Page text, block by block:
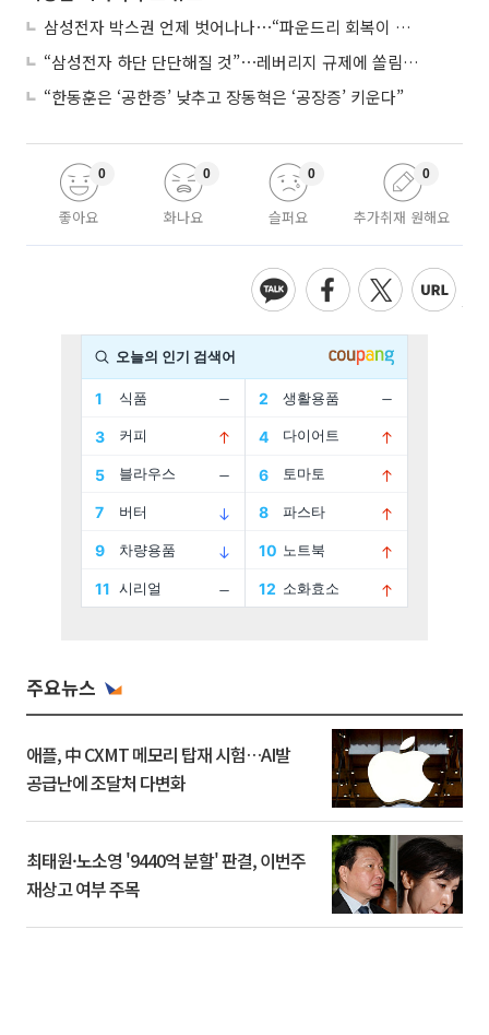
삼성전자 박스권 언제 벗어나나⋯“파운드리 회복이 관건”
“삼성전자 하단 단단해질 것”⋯레버리지 규제에 쏠림 완화
“한동훈은 ‘공한증’ 낮추고 장동혁은 ‘공장증’ 키운다”
좋아요
0
화나요
0
슬퍼요
0
추가취재 원해요
0
주요뉴스
애플, 中 CXMT 메모리 탑재 시험…AI발
공급난에 조달처 다변화
최태원·노소영 '9440억 분할' 판결, 이번주
재상고 여부 주목